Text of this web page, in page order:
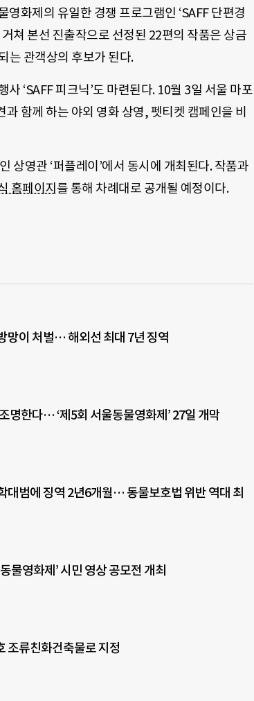
화제의 유일한 경쟁 프로그램인 ‘SAFF 단편경
쳐 본선 진출작으로 선정된 22편의 작품은 상금
는 관객상의 후보가 된다.
‘SAFF 피크닉’도 마련된다. 10월 3일 서울 마포
함께 하는 야외 영화 상영, 펫티켓 캠페인을 비
상영관 ‘퍼플레이’에서 동시에 개최된다. 작품과
홈페이지 를 통해 차례대로 공개될 예정이다.
망이 처벌… 해외선 최대 7년 징역
명한다… ‘제5회 서울동물영화제’ 27일 개막
대범에 징역 2년6개월… 동물보호법 위반 역대 최
물영화제’ 시민 영상 공모전 개최
조류친화건축물로 지정